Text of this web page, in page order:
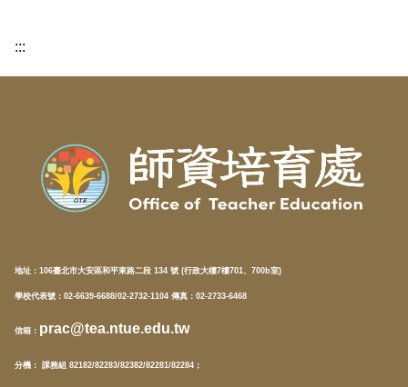
:::
地址： 106臺北市大安區和平東路二段 134 號 (行政大樓7樓701、700b室)
學校代表號：02-6639-6688/02-2732-1104 傳真：02-2733-6468
信箱 ： prac@tea.ntue.edu.tw
分機 ： 課務組 82182/82283/82382/82281/82284；